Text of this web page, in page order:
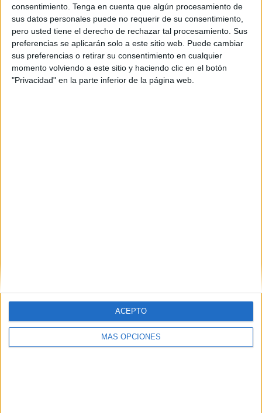
consentimiento. Tenga en cuenta que algún procesamiento de
sus datos personales puede no requerir de su consentimiento,
pero usted tiene el derecho de rechazar tal procesamiento. Sus
preferencias se aplicarán solo a este sitio web. Puede cambiar
sus preferencias o retirar su consentimiento en cualquier
momento volviendo a este sitio y haciendo clic en el botón
"Privacidad" en la parte inferior de la página web.
MÁS OPCIONES
ACEPTO
SEGUIR LEYENDO
Buscar